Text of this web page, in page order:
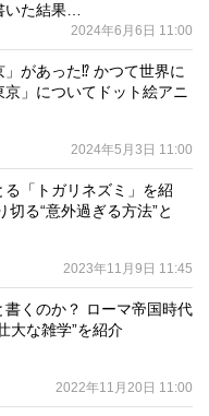
いた結果…
2024年6月6日 11:00
があった⁉ かつて世界に
」についてドット絵アニ
2024年5月3日 11:00
「トガリネズミ」を紹
る“意外過ぎる方法”と
2023年11月9日 11:45
書くのか？ ローマ帝国時代
大な雑学”を紹介
2022年11月20日 11:00